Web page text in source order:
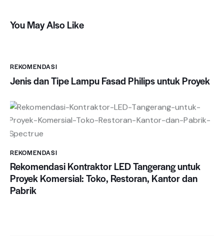
You May Also Like
REKOMENDASI
Jenis dan Tipe Lampu Fasad Philips untuk Proyek
REKOMENDASI
Rekomendasi Kontraktor LED Tangerang untuk
Proyek Komersial: Toko, Restoran, Kantor dan
Pabrik